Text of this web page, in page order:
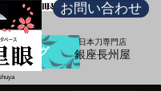
ブログ
お問い合わせ
日本刀専門店
​銀座長州屋